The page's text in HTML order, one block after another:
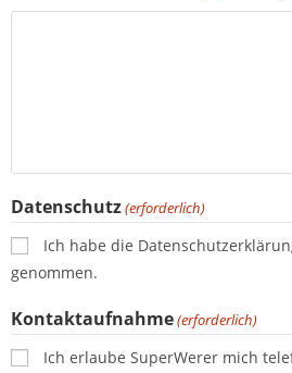
Datenschutz(erforderlich)
Ich habe die
genommen.
Kontaktaufnahme(erforderlich)
Ich erlaube SuperWerer mich